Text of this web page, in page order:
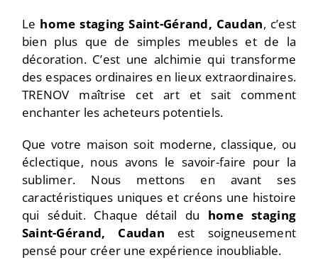
Le home staging Saint-Gérand, Caudan, c’est
bien plus que de simples meubles et de la
décoration. C’est une alchimie qui transforme
des espaces ordinaires en lieux extraordinaires.
TRENOV maîtrise cet art et sait comment
enchanter les acheteurs potentiels.
Que votre maison soit moderne, classique, ou
éclectique, nous avons le savoir-faire pour la
sublimer. Nous mettons en avant ses
caractéristiques uniques et créons une histoire
qui séduit. Chaque détail du home staging
Saint-Gérand, Caudan est soigneusement
pensé pour créer une expérience inoubliable.